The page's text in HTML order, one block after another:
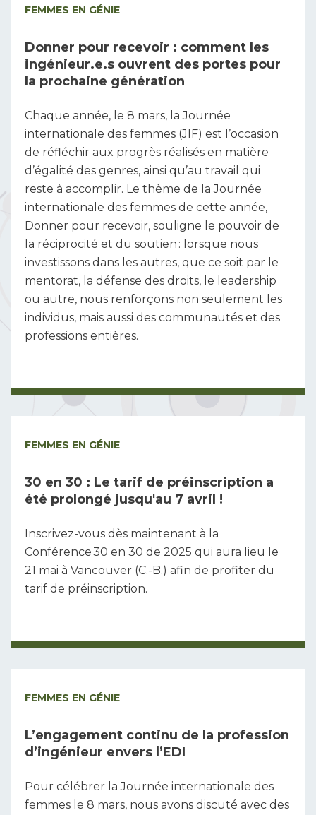
FEMMES EN GÉNIE
Donner pour recevoir : comment les
ingénieur.e.s ouvrent des portes pour
la prochaine génération
Chaque année, le 8 mars, la Journée
internationale des femmes (JIF) est l’occasion
de réfléchir aux progrès réalisés en matière
d’égalité des genres, ainsi qu’au travail qui
reste à accomplir. Le thème de la Journée
internationale des femmes de cette année,
Donner pour recevoir, souligne le pouvoir de
la réciprocité et du soutien : lorsque nous
investissons dans les autres, que ce soit par le
mentorat, la défense des droits, le leadership
ou autre, nous renforçons non seulement les
individus, mais aussi des communautés et des
professions entières.
FEMMES EN GÉNIE
30 en 30 : Le tarif de préinscription a
été prolongé jusqu'au 7 avril !
Inscrivez-vous dès maintenant à la
Conférence 30 en 30 de 2025 qui aura lieu le
21 mai à Vancouver (C.-B.) afin de profiter du
tarif de préinscription.
FEMMES EN GÉNIE
L’engagement continu de la profession
d’ingénieur envers l’EDI
Pour célébrer la Journée internationale des
femmes le 8 mars, nous avons discuté avec des